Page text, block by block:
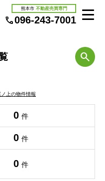
熊本市 不動産売買専門
096-243-7001
上の物件情報
0 件
0 件
0 件